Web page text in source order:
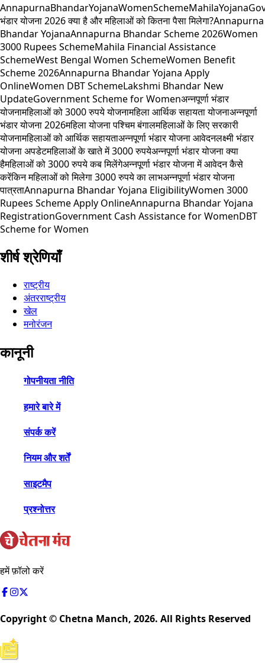
AnnapurnaBhandarYojanaWomenSchemeMahilaYojana
भंडार योजना 2026 क्या है और महिलाओं को कितना पैसा मिलेगा?Annapurna
Bhandar YojanaAnnapurna Bhandar Scheme 2026Women
3000 Rupees SchemeMahila Financial Assistance
SchemeWest Bengal Women SchemeWomen Benefit
Scheme 2026Annapurna Bhandar Yojana Apply
OnlineWomen DBT SchemeLakshmi Bhandar New
UpdateGovernment Scheme for Womenअन्नपूर्णा भंडार
योजनामहिलाओं को 3000 रुपये योजनामहिला आर्थिक सहायता योजनाअन्नपूर्णा
भंडार योजना 2026महिला योजना पश्चिम बंगालमहिलाओं के लिए सरकारी
योजनामहिलाओं को आर्थिक सहायताअन्नपूर्णा भंडार योजना आवेदनलक्ष्मी भंडार
योजना अपडेटमहिलाओं के खाते में 3000 रुपयेअन्नपूर्णा भंडार योजना क्या
हैमहिलाओं को 3000 रुपये कब मिलेंगेअन्नपूर्णा भंडार योजना में आवेदन कैसे
करेंकिन महिलाओं को मिलेगा 3000 रुपये का लाभअन्नपूर्णा भंडार योजना
पात्रताAnnapurna Bhandar Yojana EligibilityWomen 3000
Rupees Scheme Apply OnlineAnnapurna Bhandar Yojana
RegistrationGovernment Cash Assistance for WomenDBT
Scheme for Women
शीर्ष श्रेणियाँ
राष्ट्रीय
अंतरराष्ट्रीय
खेल
मनोरंजन
कानूनी
गोपनीयता नीति
हमारे बारे में
संपर्क करें
नियम और शर्तें
साइटमैप
प्रश्नोत्तर
हमें फ़ॉलो करें
Copyright © Chetna Manch, 2026. All Rights Reserved